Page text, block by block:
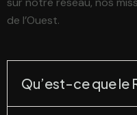
de l’Ouest.
Qu’est-ce que le